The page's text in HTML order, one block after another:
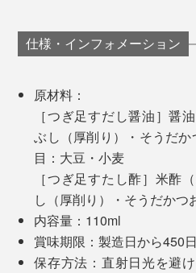
ほど、だし酢の旨味が利いて
手持ちの純米酢は、酸味が強
に、つぎ足して何日か置いて
仕様・インフォメーション
原材料：
［つぎ足すだし醤油］醤
ぶし（厚削り）・そうだ
目：大豆・小麦
［つぎ足すたし酢］米酢
し（厚削り）・そうだかつ
内容量：110ml
賞味期限：製造日から450日
保存方法：直射日光を避